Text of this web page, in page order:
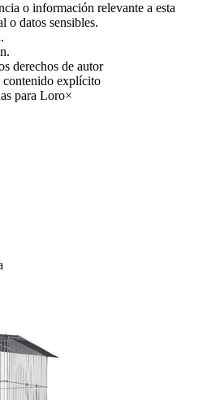
o información relevante a esta
o datos sensibles.
derechos de autor
contenido explícito
para Loro×